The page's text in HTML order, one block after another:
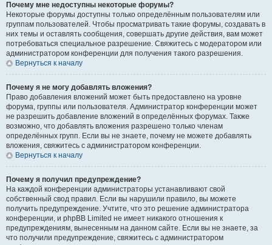
Почему мне недоступны некоторые форумы?
Некоторые форумы доступны только определённым пользователям или
группам пользователей. Чтобы просматривать такие форумы, создавать в
них темы и оставлять сообщения, совершать другие действия, вам может
потребоваться специальное разрешение. Свяжитесь с модератором или
администратором конференции для получения такого разрешения.
Вернуться к началу
Почему я не могу добавлять вложения?
Право добавления вложений может быть предоставлено на уровне
форума, группы или пользователя. Администратор конференции может
не разрешить добавление вложений в определённых форумах. Также
возможно, что добавлять вложения разрешено только членам
определённых групп. Если вы не знаете, почему не можете добавлять
вложения, свяжитесь с администратором конференции.
Вернуться к началу
Почему я получил предупреждение?
На каждой конференции администраторы устанавливают свой
собственный свод правил. Если вы нарушили правило, вы можете
получить предупреждение. Учтите, что это решение администратора
конференции, и phpBB Limited не имеет никакого отношения к
предупреждениям, вынесенным на данном сайте. Если вы не знаете, за
что получили предупреждение, свяжитесь с администратором